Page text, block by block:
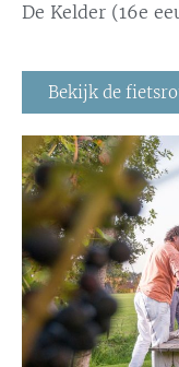
De Kelder (16e
Bekijk de